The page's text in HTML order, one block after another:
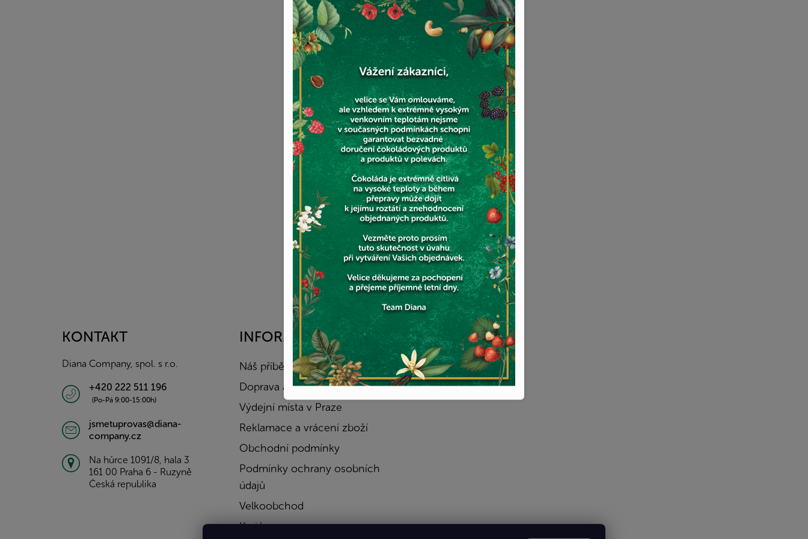
KONTAKT
Diana Company, spol. s r.o.
+420 222 511 196
(Po-Pá 9:00-15:00h)
jsmetuprovas@diana-
company.cz
Na hůrce 1091/8, hala 3
161 00 Praha 6 - Ruzyně
Česká republika
INFORMACE PRO VÁS
Náš příběh
Doprava a platba
Výdejní místa v Praze
Reklamace a vrácení zboží
Obchodní podmínky
Podmínky ochrany osobních
údajů
Velkoobchod
Kariéra
FACEBOOK